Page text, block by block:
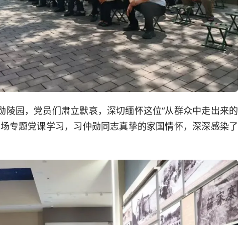
陵园，党员们肃立默哀，深切缅怀这位“从群众中走出来的
专题党课学习，习仲勋同志真挚的家国情怀，深深感染了